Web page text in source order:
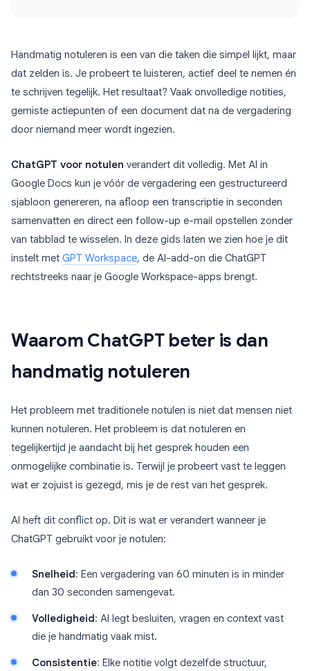
Handmatig notuleren is een van die taken die simpel lijkt, maar
dat zelden is. Je probeert te luisteren, actief deel te nemen én
te schrijven tegelijk. Het resultaat? Vaak onvolledige notities,
gemiste actiepunten of een document dat na de vergadering
door niemand meer wordt ingezien.
ChatGPT voor notulen verandert dit volledig. Met AI in
Google Docs kun je vóór de vergadering een gestructureerd
sjabloon genereren, na afloop een transcriptie in seconden
samenvatten en direct een follow-up e-mail opstellen zonder
van tabblad te wisselen. In deze gids laten we zien hoe je dit
instelt met GPT Workspace, de AI-add-on die ChatGPT
rechtstreeks naar je Google Workspace-apps brengt.
Waarom ChatGPT beter is dan
handmatig notuleren
Het probleem met traditionele notulen is niet dat mensen niet
kunnen notuleren. Het probleem is dat notuleren en
tegelijkertijd je aandacht bij het gesprek houden een
onmogelijke combinatie is. Terwijl je probeert vast te leggen
wat er zojuist is gezegd, mis je de rest van het gesprek.
AI heft dit conflict op. Dit is wat er verandert wanneer je
ChatGPT gebruikt voor je notulen:
Snelheid: Een vergadering van 60 minuten is in minder
dan 30 seconden samengevat.
Volledigheid: AI legt besluiten, vragen en context vast
die je handmatig vaak mist.
Consistentie: Elke notitie volgt dezelfde structuur,